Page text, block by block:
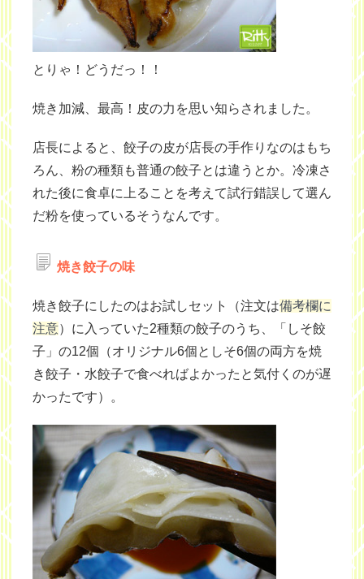
とりゃ！どうだっ！！
焼き加減、最高！皮の力を思い知らされました。
店長によると、餃子の皮が店長の手作りなのはもち
ろん、粉の種類も普通の餃子とは違うとか。冷凍さ
れた後に食卓に上ることを考えて試行錯誤して選ん
だ粉を使っているそうなんです。
焼き餃子の味
焼き餃子にしたのはお試しセット（注文は備考欄に
注意）に入っていた2種類の餃子のうち、「しそ餃
子」の12個（オリジナル6個としそ6個の両方を焼
き餃子・水餃子で食べればよかったと気付くのが遅
かったです）。